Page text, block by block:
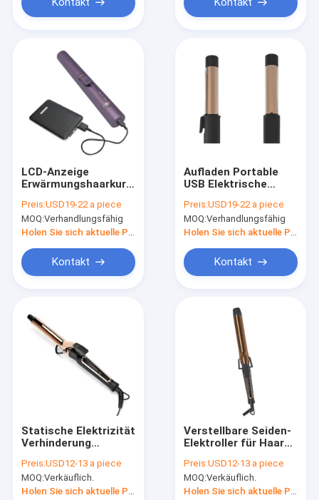
Produkte
Über uns
Werksbesichtigung
Neuigkeiten
LCD-Anzeige
Erwärmungshaarkurbeln
Bürstenlosen
Gleichstrommotor
Preis:USD19-22 a piece
MOQ:Verhandlungsfähig
Holen Sie sich aktuelle Preis
Kontakt
Aufladen Portable
USB Elektrische
Curling Eisen mit
Keramikbeschichtung
Preis:USD19-22 a piece
MOQ:Verhandlungsfähig
Holen Sie sich aktuelle Preis
Kontakt
Statische Elektrizität
Verhinderung
mit LCD-Display und
Negativ-Ionen
Preis:USD12-13 a piece
MOQ:Verkäuflich.
Holen Sie sich aktuelle Preis
Verstellbare Seiden-
Elektroller für Haare
Konzentration an
Negativ-Ionen-
Technologie
Preis:USD12-13 a piece
MOQ:Verkäuflich.
Holen Sie sich aktuelle Preis